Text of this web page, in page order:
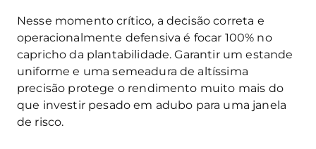
Nesse momento crítico, a decisão correta e
operacionalmente defensiva é focar 100% no
capricho da plantabilidade. Garantir um estande
uniforme e uma semeadura de altíssima
precisão protege o rendimento muito mais do
que investir pesado em adubo para uma janela
de risco.